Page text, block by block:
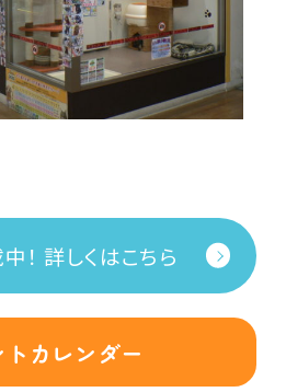
！ 詳しくはこちら
トカレンダー